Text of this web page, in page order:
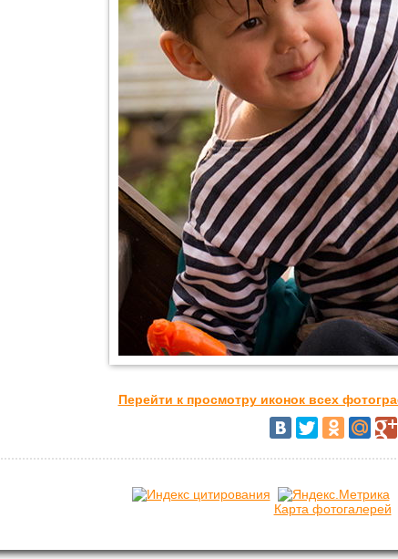
Перейти к просмотру иконок всех
Карта фотогалерей